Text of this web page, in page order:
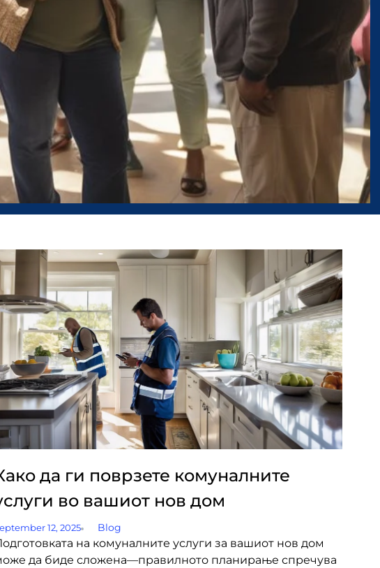
да ги поврзете комуналните
во вашиот нов дом
12, 2025 Blog
на комуналните услуги за вашиот нов дом
да биде сложена—правилното планирање спречува